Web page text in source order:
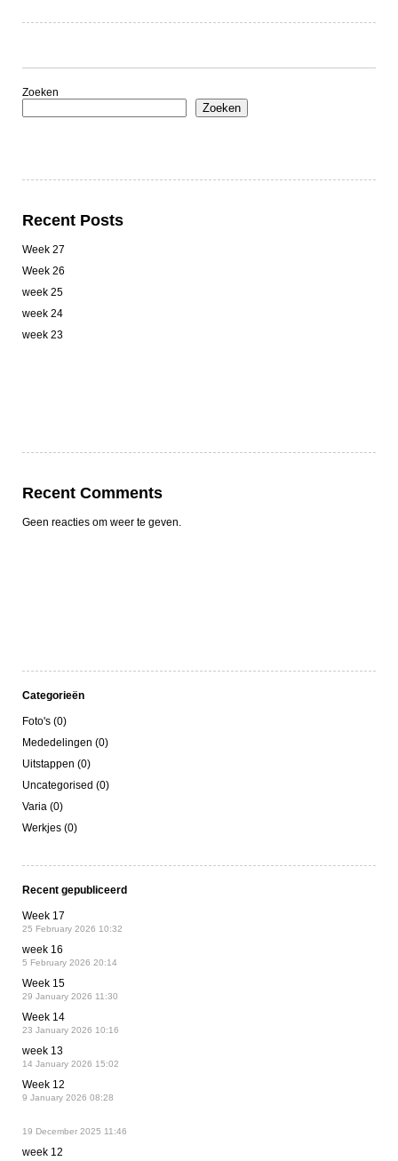
Zoeken
Zoeken
Recent Posts
Week 27
Week 26
week 25
week 24
week 23
Recent Comments
Geen reacties om weer te geven.
Categorieën
Foto's (0)
Mededelingen (0)
Uitstappen (0)
Uncategorised (0)
Varia (0)
Werkjes (0)
Recent gepubliceerd
Week 17
25 February 2026 10:32
week 16
5 February 2026 20:14
Week 15
29 January 2026 11:30
Week 14
23 January 2026 10:16
week 13
14 January 2026 15:02
Week 12
9 January 2026 08:28
19 December 2025 11:46
week 12